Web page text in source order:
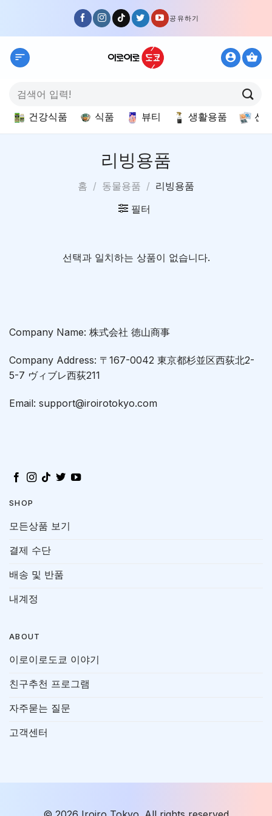
content
공유하기
색:
건강식품 식품 뷰티 생활용품 선
리빙용품
홈 / 동물용품 / 리빙용품
필터
선택과 일치하는 상품이 없습니다.
Company Name: 株式会社 徳山商事
Company Address: 〒167-0042 東京都杉並区西荻北2-
5-7 ヴィブレ西荻211
Email: support@iroirotokyo.com
SHOP
모든상품 보기
결제 수단
배송 및 반품
내계정
ABOUT
이로이로도쿄 이야기
친구추천 프로그램
자주묻는 질문
고객센터